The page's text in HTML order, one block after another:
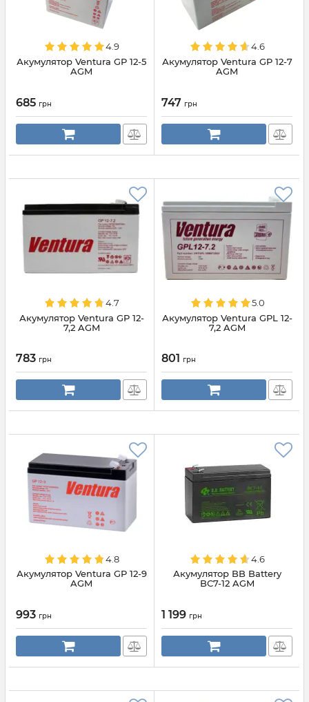
4.9
Акумулятор Ventura GP 12-5
AGM
685 грн
4.6
Акумулятор Ventura GP 12-7
AGM
747 грн
4.7
Акумулятор Ventura GP 12-
7,2 AGM
783 грн
5.0
Акумулятор Ventura GPL 12-
7,2 AGM
801 грн
4.8
Акумулятор Ventura GP 12-9
AGM
993 грн
4.6
Акумулятор BB Battery
BС7-12 AGM
1 199 грн